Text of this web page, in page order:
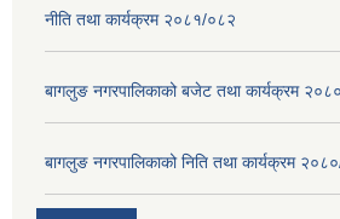
नीति तथा कार्यक्रम २०८१/०८२
बागलुङ नगरपालिकाको बजेट तथा कार्यक्रम
बागलुङ नगरपालिकाको निति तथा कार्यक्रम